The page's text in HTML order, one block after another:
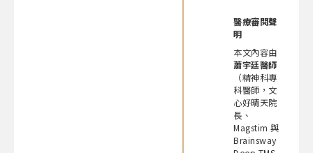
醫療審閱聲
明
本文內容由
蕭宇廷醫師
（精神科專
科醫師，文
心好晴天院
長、
Magstim 與
Brainsway